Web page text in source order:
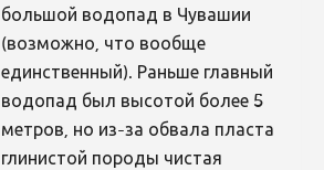
большой водопад в Чувашии
(возможно, что вообще
единственный). Раньше главный
водопад был высотой более 5
метров, но из-за обвала пласта
глинистой породы чистая